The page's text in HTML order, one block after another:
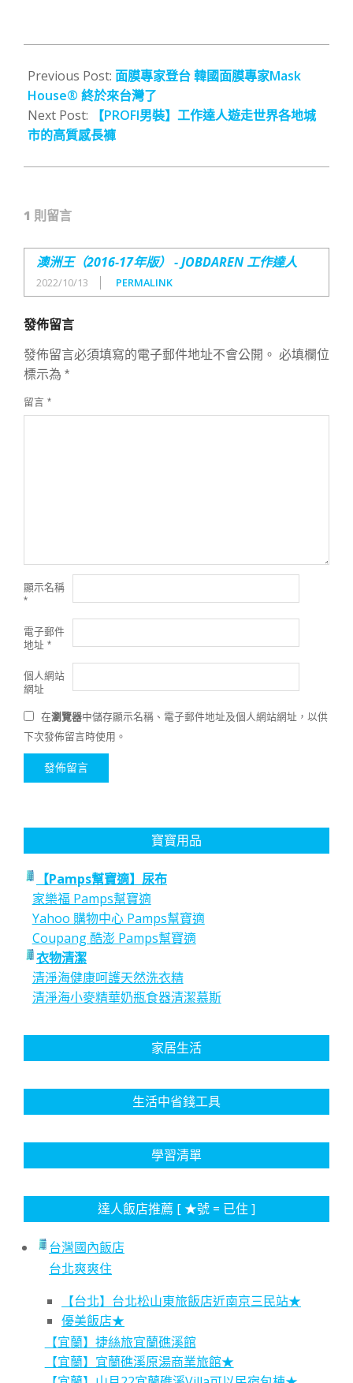
11-
24
Previous Post: 面膜專家登台 韓國面膜專家Mask
House® 終於來台灣了
Next Post:
【PROFI男裝】工作達人遊走世界各地城
市的高質感長褲
1 則留言
澳洲王（2016-17年版） - JOBDAREN 工作達人
2022/10/13 PERMALINK
發佈留言
發佈留言必須填寫的電子郵件地址不會公開。 必填欄位
標示為 *
留言 *
顯示名稱
*
電子郵件
地址 *
個人網站
網址
在瀏覽器中儲存顯示名稱、電子郵件地址及個人網站網址，以供
下次發佈留言時使用。
寶寶用品
【Pamps幫寶適】尿布
家樂福 Pamps幫寶適
Yahoo 購物中心 Pamps幫寶適
Coupang 酷澎 Pamps幫寶適
衣物清潔
清淨海健康呵護天然洗衣精
清淨海小麥精華奶瓶食器清潔慕斯
家居生活
生活中省錢工具
學習清單
達人飯店推薦 [ ★號 = 已住 ]
台灣國內飯店
台北爽爽住
【台北】台北松山東旅飯店近南京三民站★
優美飯店★
【宜蘭】捷絲旅宜蘭礁溪館
【宜蘭】宜蘭礁溪原湯商業旅館★